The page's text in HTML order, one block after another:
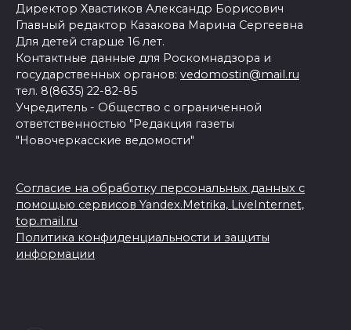
Директор Хвастиков Александр Борисович
Главный редактор Казакова Марина Сергеевна
Для детей старше 16 лет.
Контактные данные для Роскомнадзора и
государственных органов: vedomostin@mail.ru
тел. 8(8635) 22-82-85
Учредитель - Общество с ограниченной
ответственностью "Редакция газеты
"Новочеркасские ведомости"
Согласие на обработку персональных данных с
помощью сервисов Yandex.Metrika, LiveInternet,
top.mail.ru
Политика конфиденциальности и защиты
информации